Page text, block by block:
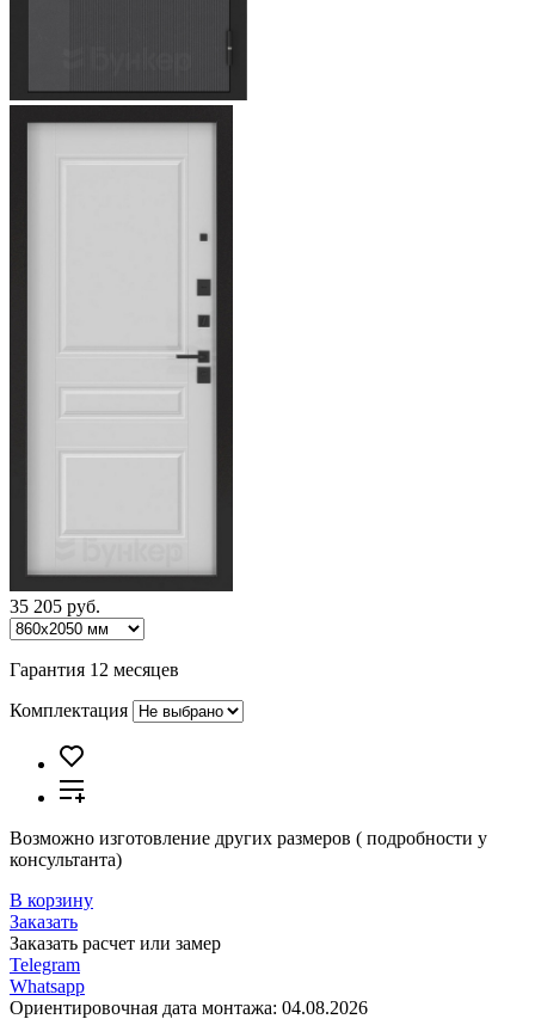
35 205 руб.
Гарантия 12 месяцев
Комплектация
Возможно изготовление других размеров ( подробности у
консультанта)
В корзину
Заказать
Заказать расчет или замер
Telegram
Whatsapp
Ориентировочная дата монтажа: 04.08.2026